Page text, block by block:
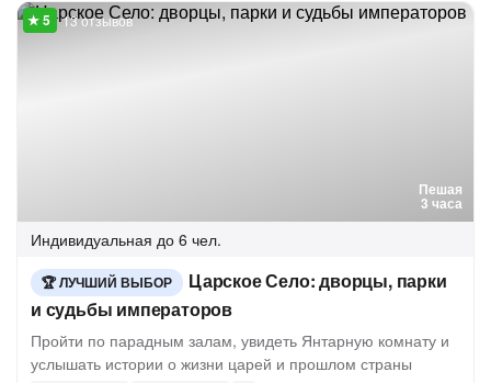
Пешая
3 часа
13 отзывов
Индивидуальная до 6 чел.
ЛУЧШИЙ ВЫБОР
Царское Село: дворцы, парки
и судьбы императоров
Пройти по парадным залам, увидеть Янтарную комнату и
услышать истории о жизни царей и прошлом страны